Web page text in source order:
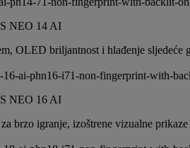
NEO 14 AI
OLED briljantnost i hlađenje sljedeće
NEO 16 AI
brzo igranje, izoštrene vizualne